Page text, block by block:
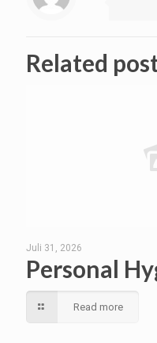
Related
Juli 31, 2026
Personal
Read more